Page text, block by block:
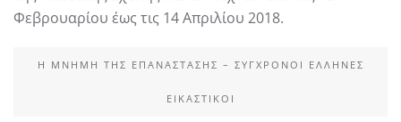
Φεβρουαρίου έως τις 14 Απριλίου 2018.
Η ΜΝΉΜΗ ΤΗΣ ΕΠΑΝΆΣΤΑΣΗΣ – ΣΎΓΧΡΟΝΟΙ ΈΛΛΗΝΕΣ
ΕΙΚΑΣΤΙΚΟΊ